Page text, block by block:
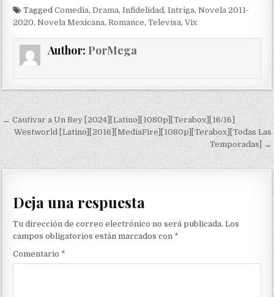
TaggedComedia,Drama,Infidelidad,Intriga,Novela 2011-
2020,Novela Mexicana,Romance,Televisa,Vix
Author: PorMega
Navegación de entradas
← Cautivar a Un Rey [2024][Latino][1080p][Terabox][16/16]
Westworld [Latino][2016][MediaFire][1080p][Terabox][Todas Las
Temporadas] →
Deja una respuesta
Tu dirección de correo electrónico no será publicada. Los
campos obligatorios están marcados con *
Comentario *